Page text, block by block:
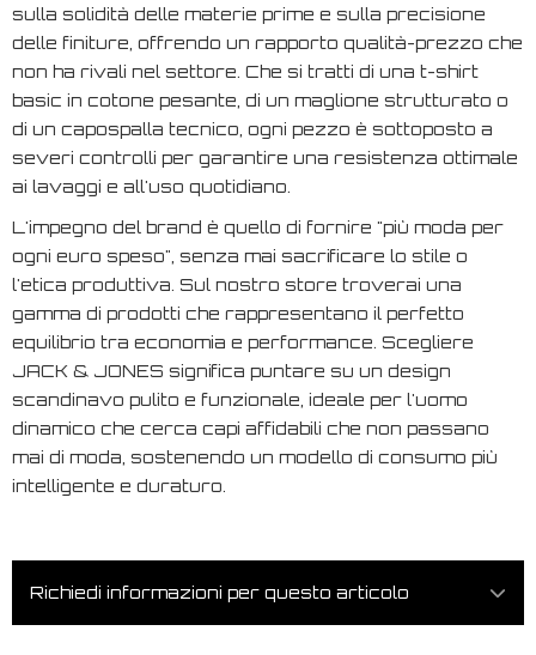
sulla solidità delle materie prime e sulla precisione
delle finiture, offrendo un rapporto qualità-prezzo che
non ha rivali nel settore. Che si tratti di una t-shirt
basic in cotone pesante, di un maglione strutturato o
di un capospalla tecnico, ogni pezzo è sottoposto a
severi controlli per garantire una resistenza ottimale
ai lavaggi e all'uso quotidiano.
L'impegno del brand è quello di fornire "più moda per
ogni euro speso", senza mai sacrificare lo stile o
l'etica produttiva. Sul nostro store troverai una
gamma di prodotti che rappresentano il perfetto
equilibrio tra economia e performance. Scegliere
JACK & JONES significa puntare su un design
scandinavo pulito e funzionale, ideale per l'uomo
dinamico che cerca capi affidabili che non passano
mai di moda, sostenendo un modello di consumo più
intelligente e duraturo.
Richiedi informazioni per questo articolo